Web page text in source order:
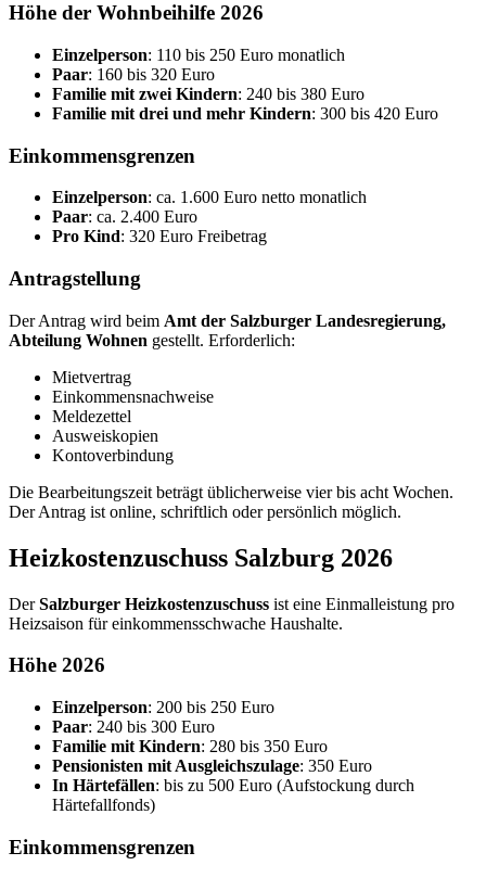
Höhe der Wohnbeihilfe 2026
Einzelperson: 110 bis 250 Euro monatlich
Paar: 160 bis 320 Euro
Familie mit zwei Kindern: 240 bis 380 Euro
Familie mit drei und mehr Kindern: 300 bis 420 Euro
Einkommensgrenzen
Einzelperson: ca. 1.600 Euro netto monatlich
Paar: ca. 2.400 Euro
Pro Kind: 320 Euro Freibetrag
Antragstellung
Der Antrag wird beim Amt der Salzburger Landesregierung,
Abteilung Wohnen gestellt. Erforderlich:
Mietvertrag
Einkommensnachweise
Meldezettel
Ausweiskopien
Kontoverbindung
Die Bearbeitungszeit beträgt üblicherweise vier bis acht Wochen.
Der Antrag ist online, schriftlich oder persönlich möglich.
Heizkostenzuschuss Salzburg 2026
DerSalzburger Heizkostenzuschuss ist eine Einmalleistung pro
Heizsaison für einkommensschwache Haushalte.
Höhe 2026
Einzelperson: 200 bis 250 Euro
Paar: 240 bis 300 Euro
Familie mit Kindern: 280 bis 350 Euro
Pensionisten mit Ausgleichszulage: 350 Euro
In Härtefällen: bis zu 500 Euro (Aufstockung durch
Härtefallfonds)
Einkommensgrenzen